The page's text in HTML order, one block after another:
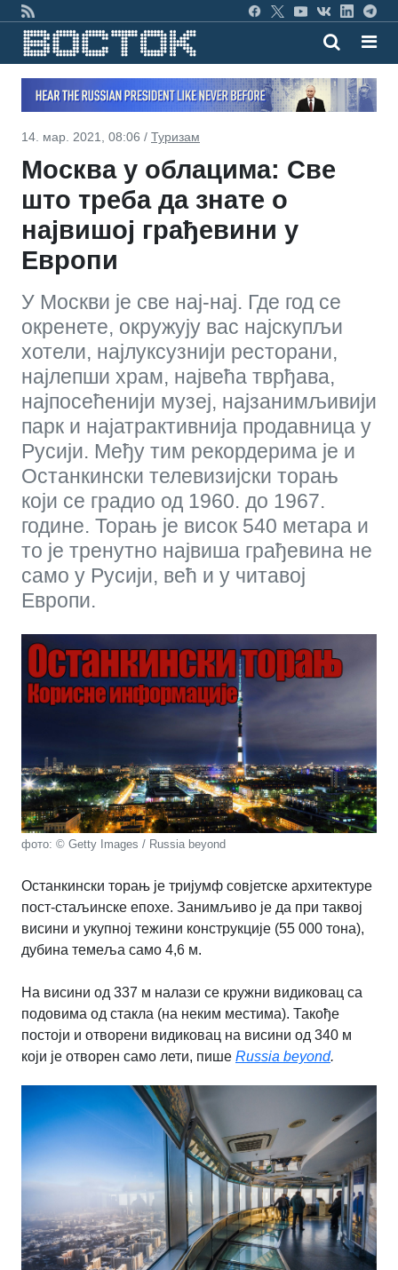
14. мар. 2021, 08:06 / Туризам
Москва у облацима: Све
што треба да знате о
највишој грађевини у
Европи
У Москви је све нај-нај. Где год се
окренете, окружују вас најскупљи
хотели, најлуксузнији ресторани,
најлепши храм, највећа тврђава,
најпосећенији музеј, најзанимљивији
парк и најатрактивнија продавница у
Русији. Међу тим рекордерима је и
Останкински телевизијски торањ
који се градио од 1960. до 1967.
године. Торањ је висок 540 метара и
то је тренутно највиша грађевина не
само у Русији, већ и у читавој
Европи.
фото: © Getty Images / Russia beyond
Останкински торањ је тријумф совјетске архитектуре
пост-стаљинске епохе. Занимљиво је да при таквој
висини и укупној тежини конструкције (55 000 тона),
дубина темеља само 4,6 м.
На висини од 337 м налази се кружни видиковац са
подовима од стакла (на неким местима). Такође
постоји и отворени видиковац на висини од 340 м
који је отворен само лети, пише Russia beyond.